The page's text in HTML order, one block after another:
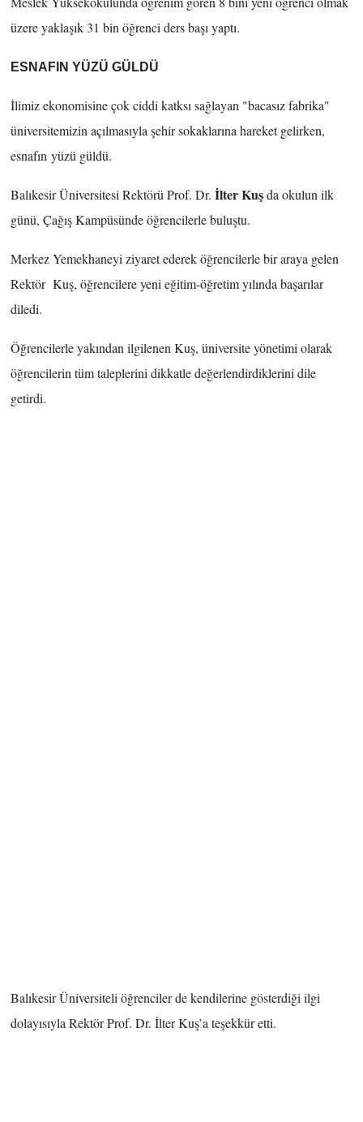
üzere yaklaşık 31 bin öğrenci ders başı yaptı.
ESNAFIN YÜZÜ GÜLDÜ
İlimiz ekonomisine çok ciddi katksı sağlayan "bacasız fabrika"
üniversitemizin açılmasıyla şehir sokaklarına hareket gelirken,
esnafın yüzü güldü.
Balıkesir Üniversitesi Rektörü Prof. Dr. İlter Kuşda okulun ilk
günü, Çağış Kampüsünde öğrencilerle buluştu.
Merkez Yemekhaneyi ziyaret ederek öğrencilerle bir araya gelen
Rektör Kuş, öğrencilere yeni eğitim-öğretim yılında başarılar
diledi.
Öğrencilerle yakından ilgilenen Kuş, üniversite yönetimi olarak
öğrencilerin tüm taleplerini dikkatle değerlendirdiklerini dile
getirdi.
Balıkesir Üniversiteli öğrenciler de kendilerine gösterdiği ilgi
dolayısıyla Rektör Prof. Dr. İlter Kuş’a teşekkür etti.